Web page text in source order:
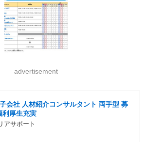
advertisement
会社 人材紹介コンサルタント 両手型 募
利厚生充実
アサポート